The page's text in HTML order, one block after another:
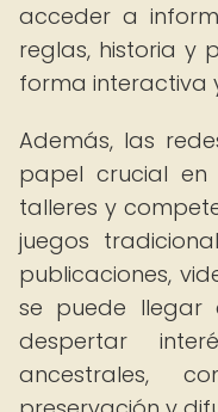
acceder a
reglas, historia y
forma interactiva
Además, las
papel crucial en
talleres y
juegos
publicaciones,
se puede llegar
despertar
ancestrales,